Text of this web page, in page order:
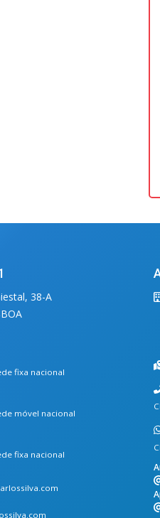
38-A
fixa nacional
móvel nacional
fixa nacional